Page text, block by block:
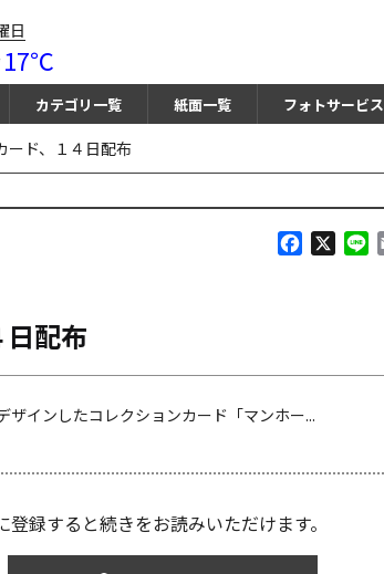
日
17℃
カテゴリ一覧 紙面一覧 フォトサービス
ード、１４日配布
k
配布
インしたコレクションカード「マンホー...
録すると続きをお読みいただけます。